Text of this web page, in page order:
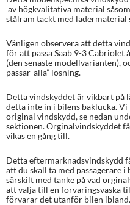
av högkvalitativa material
stålram täckt med lädermaterial
Vänligen observera att detta
för att passa Saab 9-3 Cabriolet
(den senaste modellvarianten),
passar-alla” lösning.
Detta vindskyddet är vikbart på
detta inte in i bilens baklucka. Vi
original vindskydd, se nedan
sektionen. Orginalvindskyddet
vikas en gång till.
Detta eftermarknadsvindskydd
att du skall ta med passagerare i
särskilt med tanke på vad
att välja till en förvaringsväska
förvarar det utanför bilen ibland.